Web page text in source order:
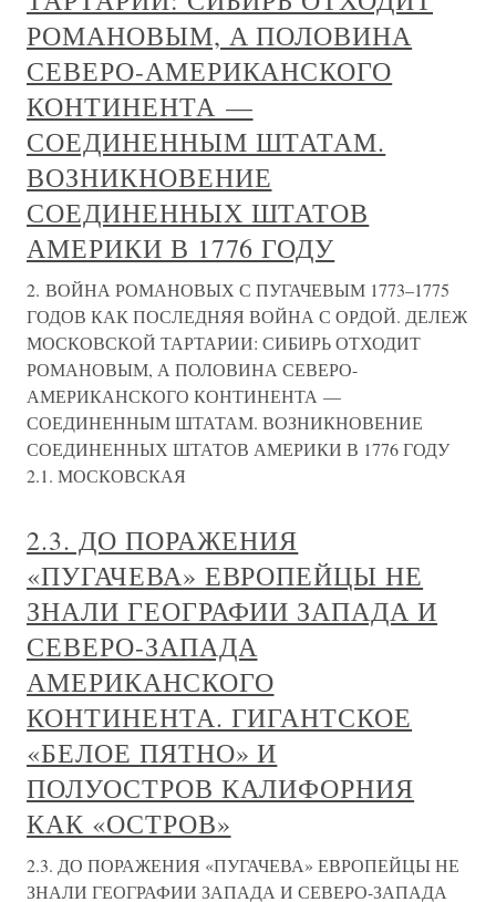
РОМАНОВЫМ, А ПОЛОВИНА
СЕВЕРО-АМЕРИКАНСКОГО
КОНТИНЕНТА —
СОЕДИНЕННЫМ ШТАТАМ.
ВОЗНИКНОВЕНИЕ
СОЕДИНЕННЫХ ШТАТОВ
АМЕРИКИ В 1776 ГОДУ
2. ВОЙНА РОМАНОВЫХ С ПУГАЧЕВЫМ 1773–1775
ГОДОВ КАК ПОСЛЕДНЯЯ ВОЙНА С ОРДОЙ. ДЕЛЕЖ
МОСКОВСКОЙ ТАРТАРИИ: СИБИРЬ ОТХОДИТ
РОМАНОВЫМ, А ПОЛОВИНА СЕВЕРО-
АМЕРИКАНСКОГО КОНТИНЕНТА —
СОЕДИНЕННЫМ ШТАТАМ. ВОЗНИКНОВЕНИЕ
СОЕДИНЕННЫХ ШТАТОВ АМЕРИКИ В 1776 ГОДУ
2.1. МОСКОВСКАЯ
2.3. ДО ПОРАЖЕНИЯ
«ПУГАЧЕВА» ЕВРОПЕЙЦЫ НЕ
ЗНАЛИ ГЕОГРАФИИ ЗАПАДА И
СЕВЕРО-ЗАПАДА
АМЕРИКАНСКОГО
КОНТИНЕНТА. ГИГАНТСКОЕ
«БЕЛОЕ ПЯТНО» И
ПОЛУОСТРОВ КАЛИФОРНИЯ
КАК «ОСТРОВ»
2.3. ДО ПОРАЖЕНИЯ «ПУГАЧЕВА» ЕВРОПЕЙЦЫ НЕ
ЗНАЛИ ГЕОГРАФИИ ЗАПАДА И СЕВЕРО-ЗАПАДА